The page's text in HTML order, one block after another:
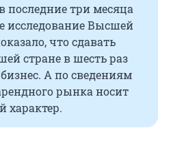
последние три месяца
исследование Высшей
что сдавать
стране в шесть раз
А по сведениям
рынка носит
характер.